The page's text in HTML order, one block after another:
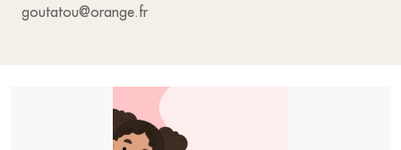
goutatou@orange.fr